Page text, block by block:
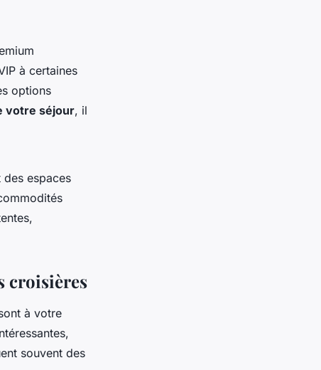
à certaines
options
votre séjour, il
espaces
croisières
à votre
souvent des